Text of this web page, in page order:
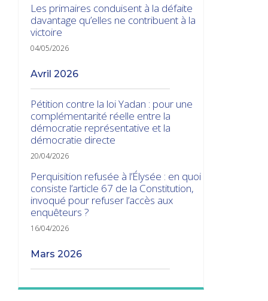
Les primaires conduisent à la défaite
davantage qu’elles ne contribuent à la
victoire
04/05/2026
avril 2026
Pétition contre la loi Yadan : pour une
complémentarité réelle entre la
démocratie représentative et la
démocratie directe
20/04/2026
Perquisition refusée à l’Élysée : en quoi
consiste l’article 67 de la Constitution,
invoqué pour refuser l’accès aux
enquêteurs ?
16/04/2026
mars 2026
Les transitions gouvernementales